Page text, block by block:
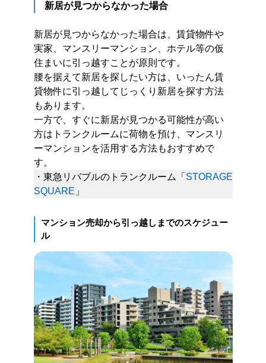
新居が見つからなかった場合
新居が見つからなかった場合は、賃貸物件や
実家、マンスリーマンション、ホテル等の仮
住まいに引っ越すことが原則です。
腰を据えて新居を探したい方は、いったん賃
貸物件に引っ越してじっくり新居を探す方法
もあります。
一方で、すぐに新居が見つかる可能性が高い
方はトランクルームに荷物を預け、マンスリ
ーマンションを活用する方法もおすすめで
す。
・東急リバブルのトランクルーム「 STORAGE
SQUARE 」
マンション売却から引っ越しまでのスケジュー
ル